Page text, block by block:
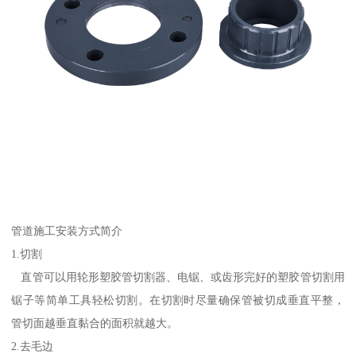
管道施工安装方式简介
1.切割
直管可以用轮形塑胶管切割器、电锯、或齿形完好的塑胶管切割用
锯子等简单工具轻松切割。在切割时尽量确保管被切成垂直平整，
管切面越垂直黏合的面积就越大。
2.去毛边